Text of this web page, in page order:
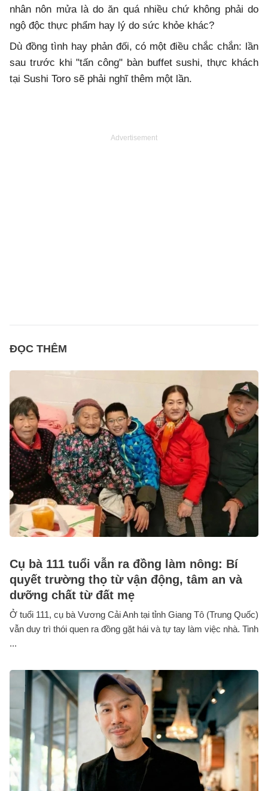
nhân nôn mửa là do ăn quá nhiều chứ không phải do
ngộ độc thực phẩm hay lý do sức khỏe khác?
Dù đồng tình hay phản đối, có một điều chắc chắn: lần
sau trước khi "tấn công" bàn buffet sushi, thực khách
tại Sushi Toro sẽ phải nghĩ thêm một lần.
Advertisement
ĐỌC THÊM
Cụ bà 111 tuổi vẫn ra đồng làm nông: Bí
quyết trường thọ từ vận động, tâm an và
dưỡng chất từ đất mẹ
Ở tuổi 111, cụ bà Vương Cải Anh tại tỉnh Giang Tô (Trung Quốc)
vẫn duy trì thói quen ra đồng gặt hái và tự tay làm việc nhà. Tinh
...